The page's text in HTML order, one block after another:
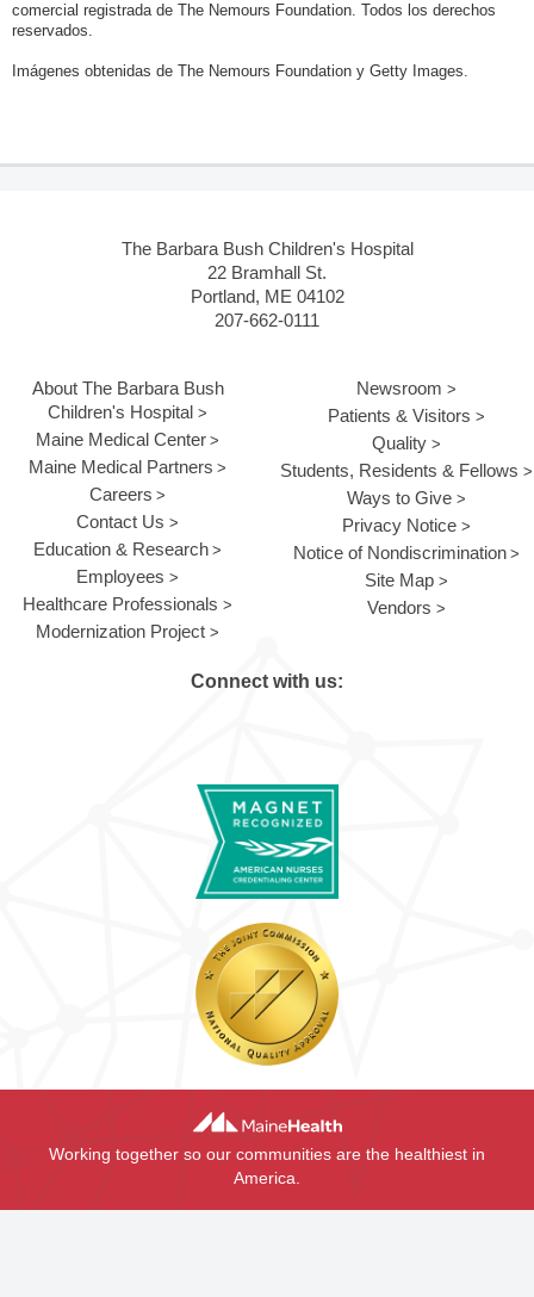
comercial registrada de The Nemours Foundation. Todos los derechos
reservados.
Imágenes obtenidas de The Nemours Foundation y Getty Images.
The Barbara Bush Children's Hospital
22 Bramhall St.
Portland, ME 04102
207-662-0111
About The Barbara Bush
Children's Hospital
Maine Medical Center
Maine Medical Partners
Careers
Contact Us
Education & Research
Employees
Healthcare Professionals
Modernization Project
Newsroom
Patients & Visitors
Quality
Students, Residents & Fellows
Ways to Give
Privacy Notice
Notice of Nondiscrimination
Site Map
Vendors
Connect with us:
Working together so our communities are the healthiest in
America.